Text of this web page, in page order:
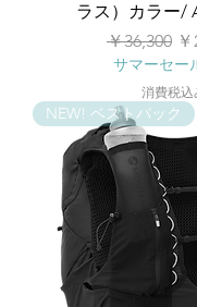
ラス）カラー/
通常価格
￥36,300
サマーセー
消費税込
NEW! ベストパック